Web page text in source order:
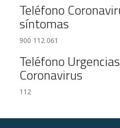
Teléfono
síntomas
900 112 061
Teléfono
Coronavirus
112